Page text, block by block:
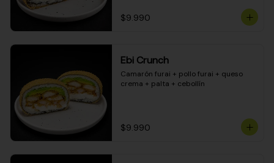
$9.990
Ebi Crunch
Camarón furai + pollo furai + queso
crema + palta + cebollín
$9.990